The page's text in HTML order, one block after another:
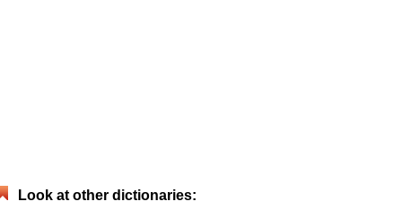
Look at other dictionaries: